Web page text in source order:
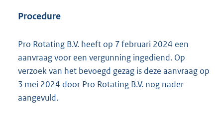
Procedure
Pro Rotating B.V. heeft op 7 februari 2024 een
aanvraag voor een vergunning ingediend. Op
verzoek van het bevoegd gezag is deze aanvraag op
3 mei 2024 door Pro Rotating B.V. nog nader
aangevuld.